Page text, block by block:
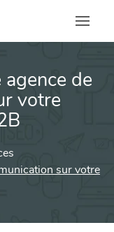
agence de
votre
sur votre